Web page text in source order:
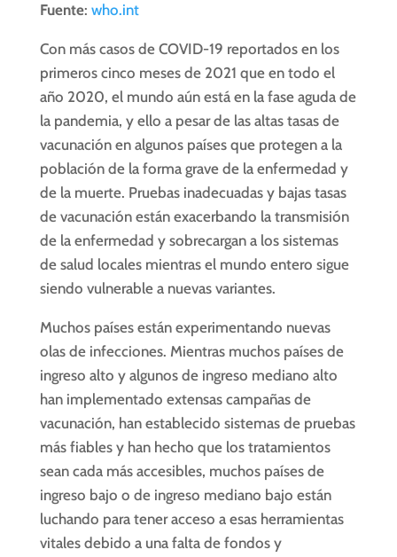
Fuente: who.int
Con más casos de COVID-19 reportados en los
primeros cinco meses de 2021 que en todo el
año 2020, el mundo aún está en la fase aguda de
la pandemia, y ello a pesar de las altas tasas de
vacunación en algunos países que protegen a la
población de la forma grave de la enfermedad y
de la muerte. Pruebas inadecuadas y bajas tasas
de vacunación están exacerbando la transmisión
de la enfermedad y sobrecargan a los sistemas
de salud locales mientras el mundo entero sigue
siendo vulnerable a nuevas variantes.
Muchos países están experimentando nuevas
olas de infecciones. Mientras muchos países de
ingreso alto y algunos de ingreso mediano alto
han implementado extensas campañas de
vacunación, han establecido sistemas de pruebas
más fiables y han hecho que los tratamientos
sean cada más accesibles, muchos países de
ingreso bajo o de ingreso mediano bajo están
luchando para tener acceso a esas herramientas
vitales debido a una falta de fondos y